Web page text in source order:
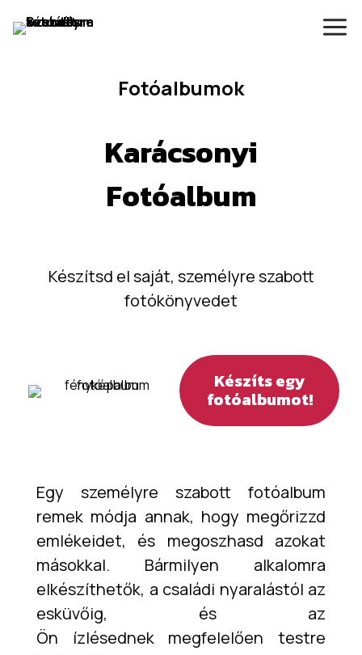
Fotóalbumok
Karácsonyi
Fotóalbum
Készítsd el saját, személyre szabott
fotókönyvedet
Készíts egy
fotóalbumot!
Egy személyre szabott fotóalbum
remek módja annak, hogy megőrizzd
emlékeidet, és megoszhasd azokat
másokkal. Bármilyen alkalomra
elkészíthetők, a családi nyaralástól az
esküvőig, és az
Ön ízlésednek megfelelően testre